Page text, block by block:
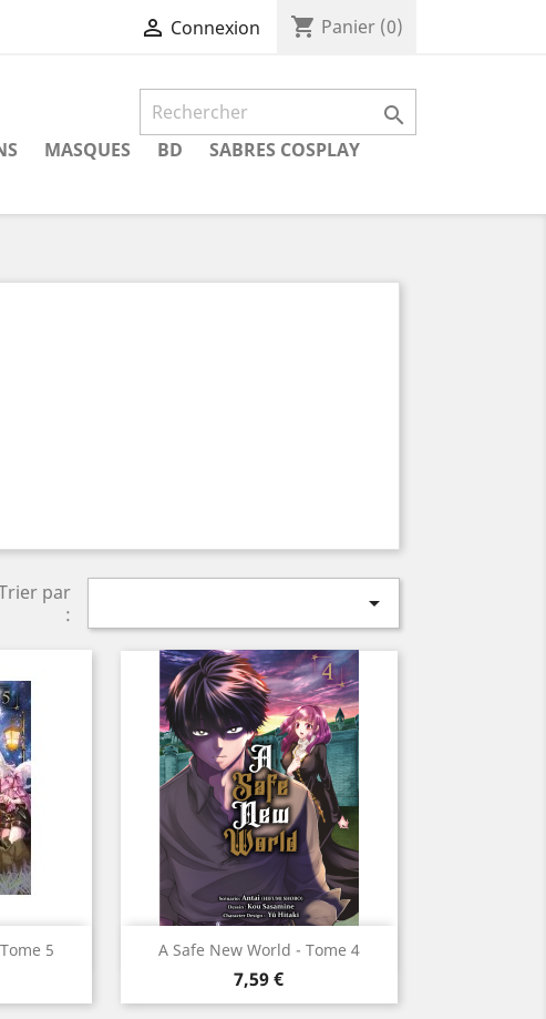
 Connexion shopping_cart Panier (0)

MASQUES BD SABRES COSPLAY
par
:

5 A Safe New World - Tome 4
Prix
7,59 €
 Aperçu rapide